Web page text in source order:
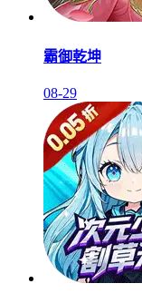
霸御乾坤
08-29